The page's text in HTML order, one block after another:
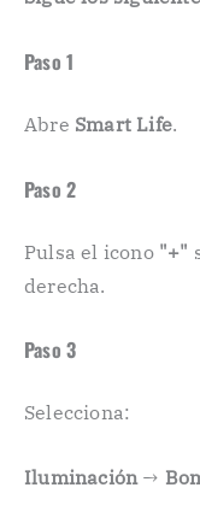
Paso 1
Abre Smart Life.
Paso 2
Pulsa el icono "+"
derecha.
Paso 3
Selecciona:
Iluminación→